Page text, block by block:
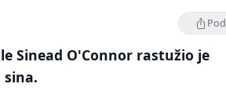
Sinead O'Connor rastužio je